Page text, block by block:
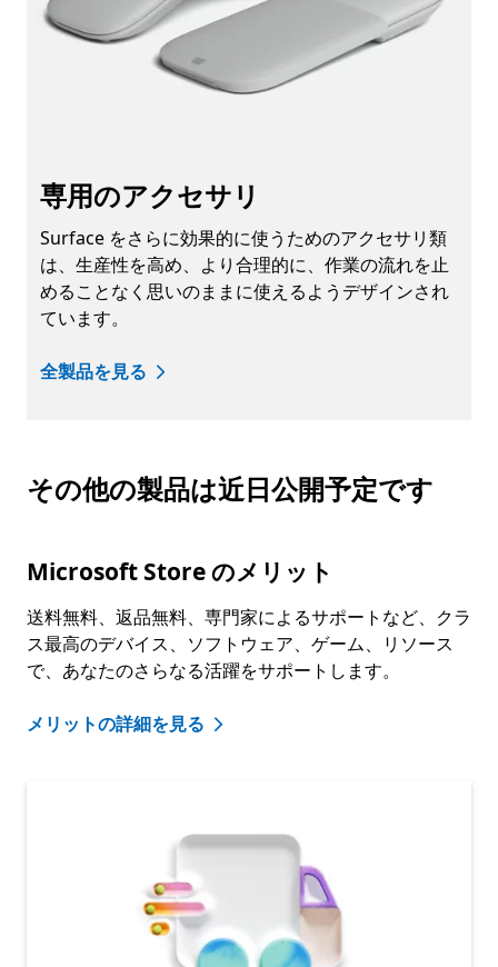
専用のアクセサリ
Surface をさらに効果的に使うためのアクセサリ類
は、生産性を高め、より合理的に、作業の流れを止
めることなく思いのままに使えるようデザインされ
ています。
全製品を見る
その他の製品は近日公開予定です
Microsoft Store のメリット
送料無料、返品無料、専門家によるサポートなど、クラ
ス最高のデバイス、ソフトウェア、ゲーム、リソース
で、あなたのさらなる活躍をサポートします。
メリットの詳細を見る